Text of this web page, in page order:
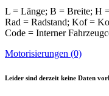
L = Länge; B = Breite; H
Rad = Radstand; Kof =
Code = Interner
Motorisierungen (0)
Leider sind derzeit keine Daten